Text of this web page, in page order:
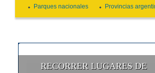
Parques nacionales
Provincias
RECORRER LUGARES DE